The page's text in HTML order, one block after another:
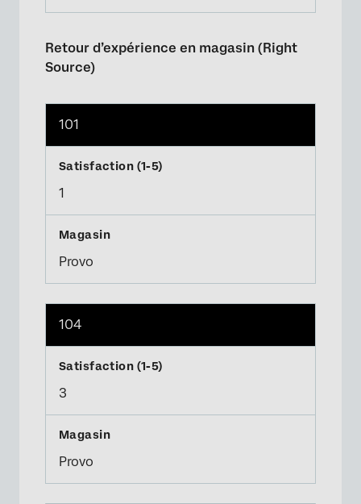
Retour d’expérience en magasin (Right
Source)
101
1
Provo
104
3
Provo